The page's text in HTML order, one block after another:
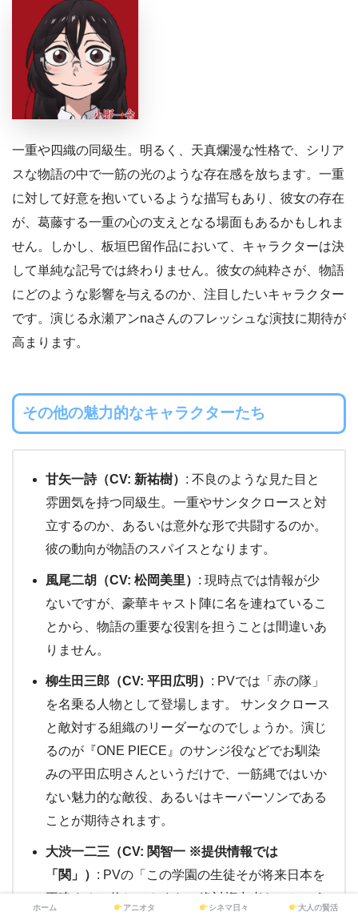
一重や四織の同級生。明るく、天真爛漫な性格で、シリア
スな物語の中で一筋の光のような存在感を放ちます。一重
に対して好意を抱いているような描写もあり、彼女の存在
が、葛藤する一重の心の支えとなる場面もあるかもしれま
せん。しかし、板垣巴留作品において、キャラクターは決
して単純な記号では終わりません。彼女の純粋さが、物語
にどのような影響を与えるのか、注目したいキャラクター
です。演じる永瀬アンnaさんのフレッシュな演技に期待が
高まります。
その他の魅力的なキャラクターたち
甘矢一詩（CV: 新祐樹） : 不良のような見た目と
雰囲気を持つ同級生。一重やサンタクロースと対
立するのか、あるいは意外な形で共闘するのか。
彼の動向が物語のスパイスとなります。
風尾二胡（CV: 松岡美里） : 現時点では情報が少
ないですが、豪華キャスト陣に名を連ねているこ
とから、物語の重要な役割を担うことは間違いあ
りません。
柳生田三郎（CV: 平田広明） : PVでは「赤の隊」
を名乗る人物として登場します。 サンタクロース
と敵対する組織のリーダーなのでしょうか。演じ
るのが『ONE PIECE』のサンジ役などでお馴染
みの平田広明さんというだけで、一筋縄ではいか
ない魅力的な敵役、あるいはキーパーソンである
ことが期待されます。
大渋一二三（CV: 関智一 ※提供情報では
「関」） : PVの「この学園の生徒そが将来日本を
再建すると信じてやまない絶対権力者だ」という
ホーム アニオタ シネマ日々 大人の賢活